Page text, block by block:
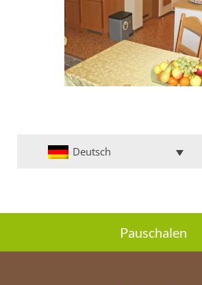
Deutsch
Pauschalen